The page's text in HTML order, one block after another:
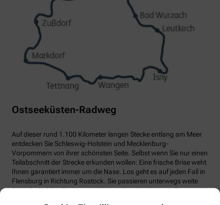
Ostseeküsten-Radweg
Auf dieser rund 1.100 Kilometer langen Stecke entlang am Meer
entdecken Sie Schleswig-Holstein und Mecklenburg-
Vorpommern von ihrer schönsten Seite. Selbst wenn Sie nur einen
Teilabschnitt der Strecke erkunden wollen: Eine frische Brise weht
Ihnen garantiert immer um die Nase. Los geht es auf jeden Fall in
Flensburg in Richtung Rostock. Sie passieren unterwegs weite
Strände, belebte Badeorte und einmalige Attraktionen. Dazu